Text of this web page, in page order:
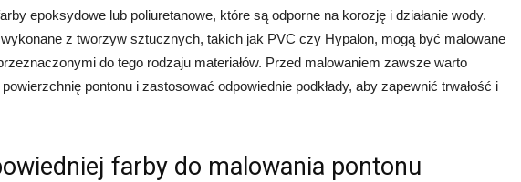
epoksydowe lub poliuretanowe, które są odporne na korozję i działanie wody.
z tworzyw sztucznych, takich jak PVC czy Hypalon, mogą być malowane
do tego rodzaju materiałów. Przed malowaniem zawsze warto
pontonu i zastosować odpowiednie podkłady, aby zapewnić trwałość i
farby do malowania pontonu